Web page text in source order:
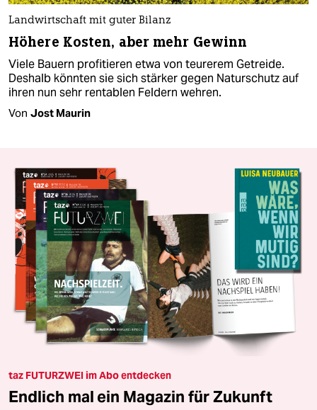
Landwirtschaft mit guter Bilanz
Höhere Kosten, aber mehr Gewinn
Viele Bauern profitieren etwa von teurerem Getreide.
Deshalb könnten sie sich stärker gegen Naturschutz auf
ihren nun sehr rentablen Feldern wehren.
Von Jost Maurin
taz FUTURZWEI im Abo entdecken
Endlich mal ein Magazin für Zukunft